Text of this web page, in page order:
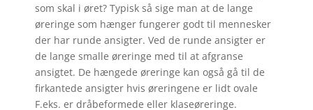
som skal i øret? Typisk så sige man at de lange
øreringe som hænger fungerer godt til mennesker
der har runde ansigter. Ved de runde ansigter er
de lange smalle øreringe med til at afgranse
ansigtet. De hængede øreringe kan også gå til de
firkantede ansigter hvis øreringene er lidt ovale
F.eks. er dråbeformede eller klaseøreringe.